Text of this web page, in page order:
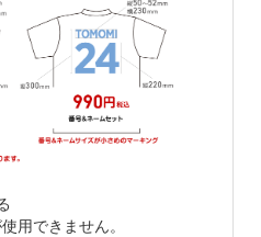
用できません。